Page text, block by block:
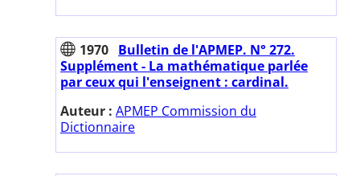
1970 Bulletin de l'APMEP. N° 272.
Supplément - La mathématique parlée
par ceux qui l'enseignent : cardinal.
Auteur : APMEP Commission du
Dictionnaire